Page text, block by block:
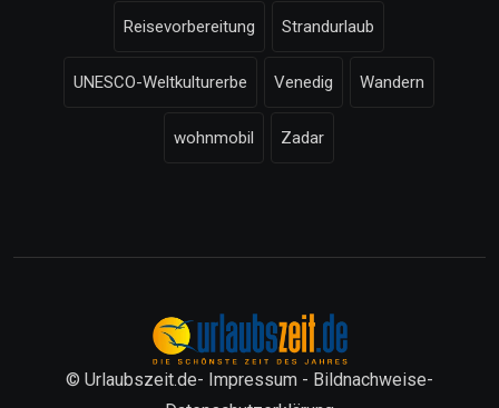
Reisevorbereitung Strandurlaub
UNESCO-Weltkulturerbe Venedig Wandern
wohnmobil Zadar
© Urlaubszeit.de- Impressum - Bildnachweise-